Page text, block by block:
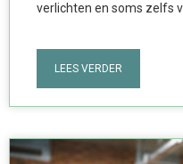
verlichten en soms zelfs
LEES VERDER